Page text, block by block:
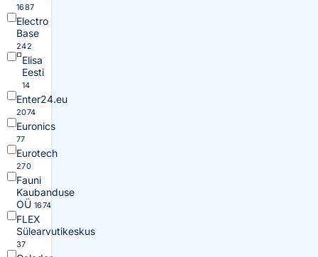
1687
Electro
Base
242
Elisa
Eesti
14
Enter24.eu
2074
Euronics
77
Eurotech
270
Fauni
Kaubanduse
OÜ 1674
FLEX
Sülearvutikeskus
37